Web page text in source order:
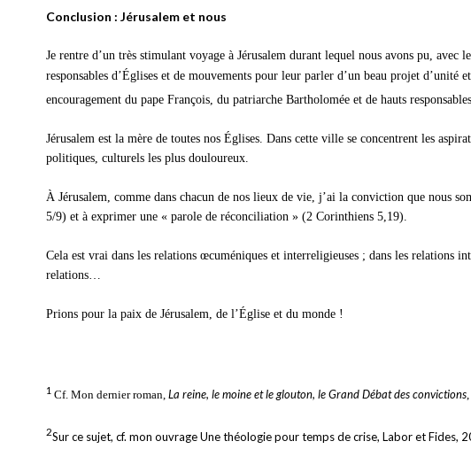
Conclusion : Jérusalem et nous
Je rentre d’un très stimulant voyage à Jérusalem durant lequel nous avons pu,
responsables d’Églises et de mouvements pour leur parler d’un beau projet d’unité
encouragement du pape François, du patriarche Bartholomée et de hauts
Jérusalem est la mère de toutes nos Églises. Dans cette ville se concentrent les
politiques, culturels les plus douloureux.
À Jérusalem, comme dans chacun de nos lieux de vie, j’ai la conviction que nous
5/9) et à exprimer une « parole de réconciliation » (2 Corinthiens 5,19).
Cela est vrai dans les relations œcuméniques et interreligieuses ; dans les relations
relations…
Prions pour la paix de Jérusalem, de l’Église et du monde !
1 Cf. Mon dernier roman, La reine, le moine et le glouton, le Grand Débat des convictions
2Sur ce sujet, cf. mon ouvrage Une théologie pour temps de crise, Labor et Fides,